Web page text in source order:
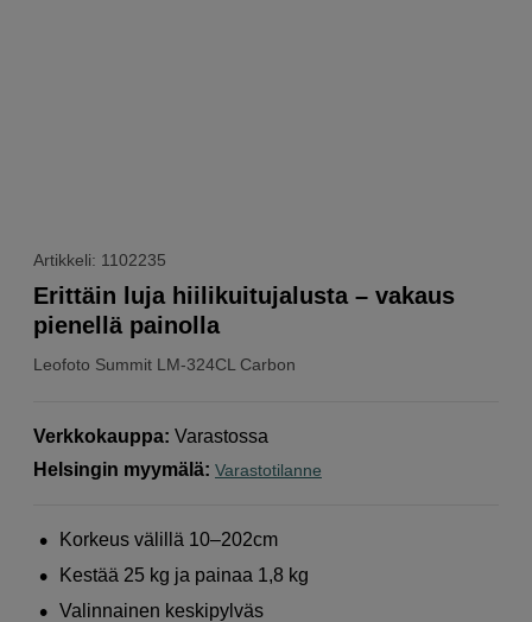
Artikkeli: 1102235
Leofoto Summit LM-324CL Carbon
Erittäin luja hiilikuitujalusta – vakaus
pienellä painolla
Verkkokauppa: Varastossa
Helsingin myymälä: Varastotilanne
Korkeus välillä 10–202cm
Kestää 25 kg ja painaa 1,8 kg
Valinnainen keskipylväs